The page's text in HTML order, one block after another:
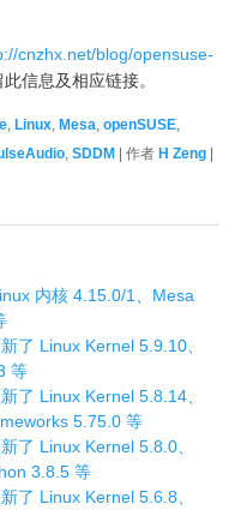
cnzhx.net/blog/opensuse-
信息及相应链接。
, Linux, Mesa,openSUSE,
,SDDM | 作者 H Zeng
内核 4.15.0/1、Mesa
了 Linux Kernel 5.9.10、
等
了 Linux Kernel 5.8.14、
5.75.0 等
了 Linux Kernel 5.8.0、
3.8.5 等
了 Linux Kernel 5.6.8、